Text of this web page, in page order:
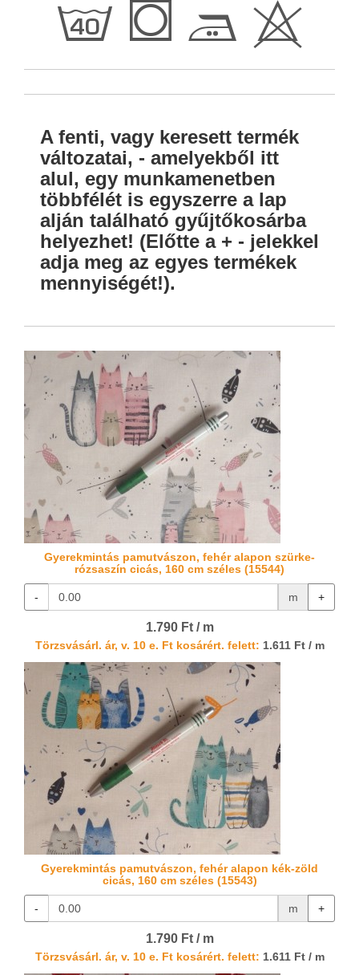
h Q E H
A fenti, vagy keresett termék
változatai, - amelyekből itt
alul, egy munkamenetben
többfélét is egyszerre a lap
alján található gyűjtőkosárba
helyezhet! (Előtte a + - jelekkel
adja meg az egyes termékek
mennyiségét!).
Gyerekmintás pamutvászon, fehér alapon szürke-
rózsaszín cicás, 160 cm széles (15544)
- m +
1.790 Ft / m
Törzsvásárl. ár, v. 10 e. Ft kosárért. felett: 1.611 Ft / m
Gyerekmintás pamutvászon, fehér alapon kék-zöld
cicás, 160 cm széles (15543)
- m +
1.790 Ft / m
Törzsvásárl. ár, v. 10 e. Ft kosárért. felett: 1.611 Ft / m